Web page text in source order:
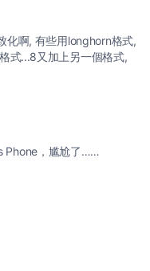
化啊, 有些用longhorn格式,
式...8又加上另一個格式,
Phone，尴尬了……